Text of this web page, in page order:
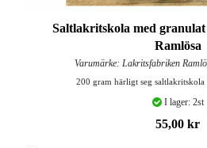
Saltlakritskola med
Ramlösa
Varumärke: Lakritsfabriken
200 gram härligt seg saltlakritskola
I lager: 2st
55,00 kr